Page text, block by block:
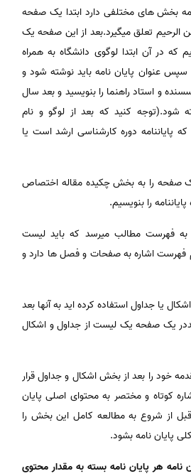
بخش های مختلفی دارد ابتدا یک صفحه
الرحیم تعلق میگیرد.بعد از این صفحه یک
در آن ابتدا لوگوی دانشگاه به همراه
سپس عنوان پایان نامه باید نوشته شود و
و استاد راهنما را بنویسید و بعد سال
شود.(توجه کنید که بعد از لوگو و نام
پایاننامه دوره کارشناسی ارشد است یا
صفحه را به بخش چکیده مقاله اختصاص
را بنویسیم.
فهرست مطالب میرسد که باید لیست
فهرست اشاره به صفحات و فصل ها دارد و
یا جداول استفاده کرده اید به آنها بعد
یک صفحه یک لیست از جداول و اشکال
خود را بعد از بخش اشکال و جداول قرار
کوتاه و مختصر به محتوای اصلی پایان
قبل از شروع به مطالعه کامل این بخش را
پایان نامه بشود.
هر پایان نامه بسته به مقدار محتوی